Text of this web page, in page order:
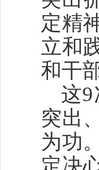
定精
立和
和干
这
突出
为功